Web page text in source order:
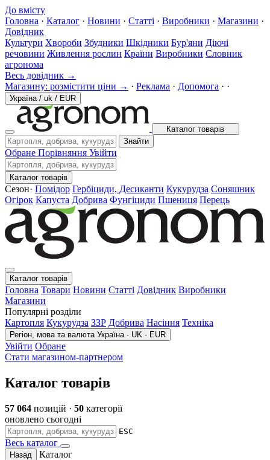
До вмісту
Головна · Каталог · Новини · Статті · Виробники · Магазини ·
Довідник
Культури Хвороби Збудники Шкідники Бур'яни Діючі
речовини Живлення рослин Країни Виробники Словник
агронома
Весь довідник →
Магазину: розмістити ціни → · Реклама · Допомога · ·
Україна / uk / EUR
Каталог товарів
Знайти
Обране Порівняння Увійти
Каталог товарів
Сезон· Помідор Гербіциди, Десиканти Кукурудза Соняшник
Огірок Капуста Добрива Фунгіциди Пшениця Перець
Каталог товарів
Головна Товари Новини Статті Довідник Виробники
Магазини
Популярні розділи
Картопля Кукурудза ЗЗР Добрива Насіння Техніка
Регіон, мова та валюта Україна · UK · EUR
Увійти Обране
Стати магазином-партнером
Каталог товарів
57 064 позицій · 50 категорії
оновлено сьогодні
ESC
Весь каталог
Назад
Каталог